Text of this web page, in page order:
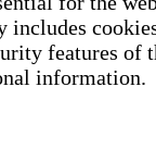
includes
features of
information.